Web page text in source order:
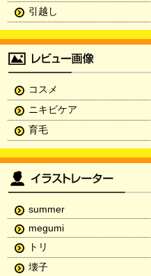
引越し
コスメ
ニキビケア
育毛
summer
megumi
トリ
壊子